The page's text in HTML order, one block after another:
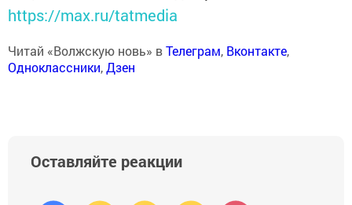
https://max.ru/tatmedia
Читай «Волжскую новь» вТелеграм, Вконтакте,
Одноклассники,Дзен
Оставляйте реакции